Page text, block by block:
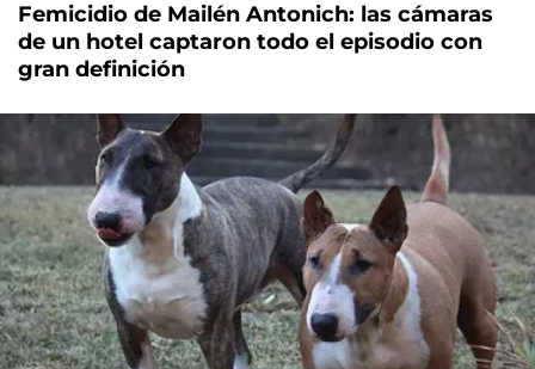
Femicidio de Mailén Antonich: las cámaras
de un hotel captaron todo el episodio con
gran definición